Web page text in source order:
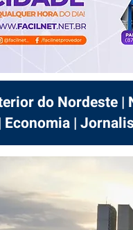
do Nordeste |
Economia |